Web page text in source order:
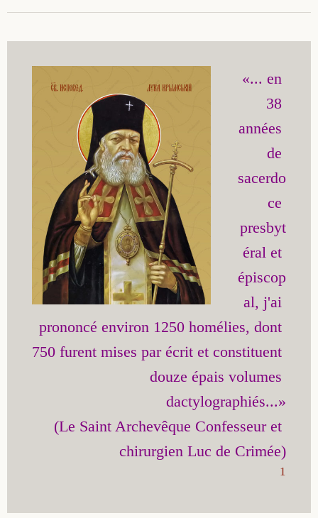
«... en
38
années
de
sacerdo
ce
presbyt
éral et
épiscop
al, j'ai
prononcé environ 1250 homélies, dont
750 furent mises par écrit et constituent
douze épais volumes
dactylographiés...»
(Le Saint Archevêque Confesseur et
chirurgien Luc de Crimée)
1